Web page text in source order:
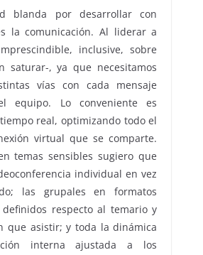
blanda por desarrollar con
la comunicación. Al liderar a
inclusive, sobre
saturar-, ya que necesitamos
vías con cada mensaje
equipo. Lo conveniente es
real, optimizando todo el
virtual que se comparte.
temas sensibles sugiero que
individual en vez
las grupales en formatos
respecto al temario y
que asistir; y toda la dinámica
interna ajustada a los